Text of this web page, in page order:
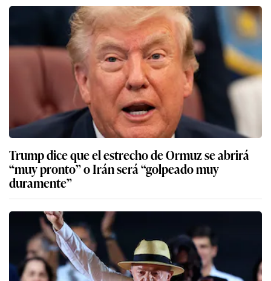
Trump dice que el estrecho de Ormuz se abrirá
“muy pronto” o Irán será “golpeado muy
duramente”